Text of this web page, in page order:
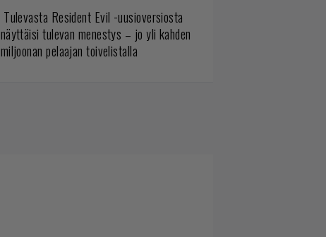
Tulevasta Resident Evil -uusioversiosta
näyttäisi tulevan menestys – jo yli kahden
miljoonan pelaajan toivelistalla